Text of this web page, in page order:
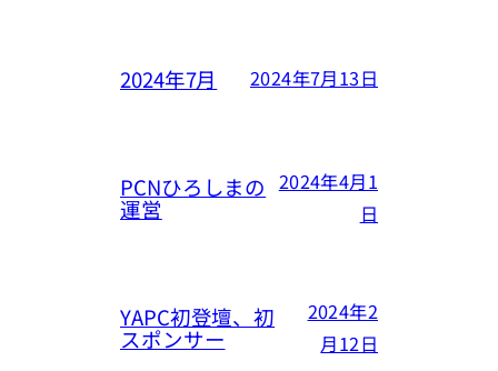
2024年7月 2024年7月13日
PCNひろしまの
運営
2024年4月1
日
YAPC初登壇、初
スポンサー
2024年2
月12日